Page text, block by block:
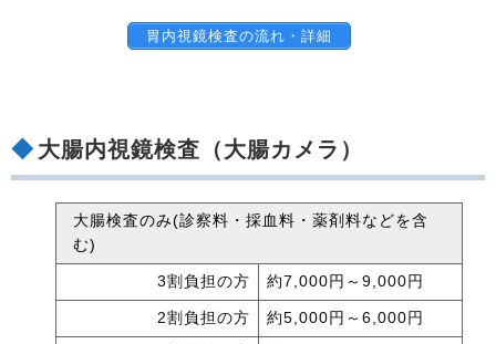
胃内視鏡検査の流れ・詳細
大腸内視鏡検査（大腸カメラ）
大腸検査のみ(診察料・採血料・薬剤料などを含
む)
3割負担の方 約7,000円～9,000円
2割負担の方 約5,000円～6,000円